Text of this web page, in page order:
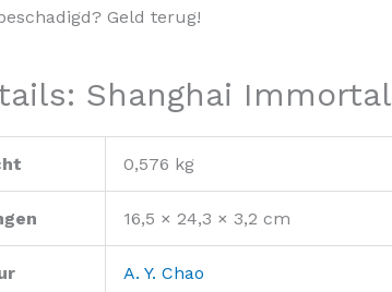
Geld terug!
Shanghai Immortal
0,576 kg
16,5 × 24,3 × 3,2 cm
A. Y. Chao